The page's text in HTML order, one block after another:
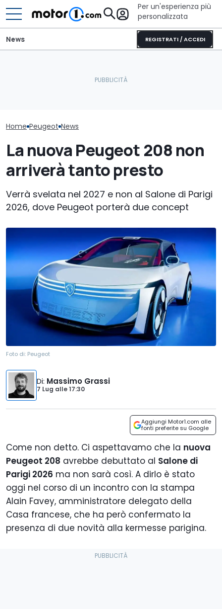
Per un'esperienza più
personalizzata
REGISTRATI / ACCEDI
News
Home Peugeot News
La nuova Peugeot 208 non
arriverà tanto presto
Verrà svelata nel 2027 e non al Salone di Parigi
2026, dove Peugeot porterà due concept
Foto di: Peugeot
Di: Massimo Grassi
7 Lug alle17:30
Aggiungi Motor1.com alle
fonti preferite su Google
Come non detto. Ci aspettavamo che la nuova
Peugeot 208 avrebbe debuttato al Salone di
Parigi 2026 ma non sarà così. A dirlo è stato
oggi nel corso di un incontro con la stampa
Alain Favey, amministratore delegato della
Casa francese, che ha però confermato la
presenza di due novità alla kermesse parigina.